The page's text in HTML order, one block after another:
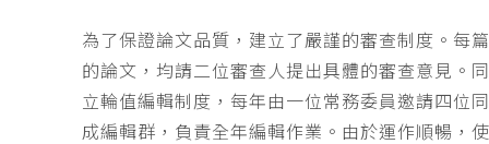
為了保證論文品質，建立了嚴謹的審查制度。每
的論文，均請二位審查人提出具體的審查意見。
立輪值編輯制度，每年由一位常務委員邀請四位
成編輯群，負責全年編輯作業。由於運作順暢，